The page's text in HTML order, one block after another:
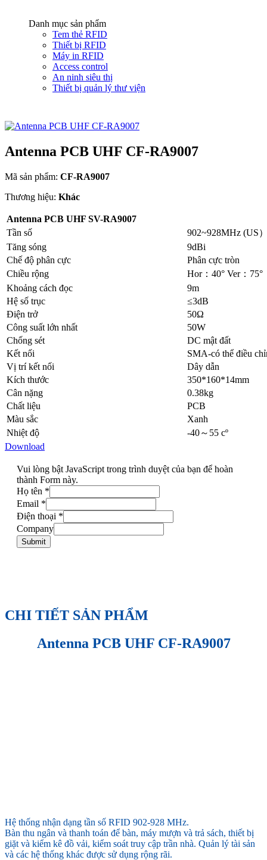
Danh mục sản phẩm
Tem thẻ RFID
Thiết bị RFID
Máy in RFID
Access control
An ninh siêu thị
Thiết bị quản lý thư viện
Antenna PCB UHF CF-RA9007
Mã sản phẩm: CF-RA9007
Thương hiệu: Khác
Antenna PCB UHF SV-RA9007
Tần số
902~928MHz (US
Tăng sóng
9dBi
Chế độ phân cực
Phân cực tròn
Chiều rộng
Hor：40° Ver：75°
Khoảng cách đọc
9m
Hệ số trục
≤3dB
Điện trở
50Ω
Công suất lớn nhất
50W
Chống sét
DC mật đất
Kết nối
SMA-có thể điều
Vị trí kết nối
Dây dẫn
Kích thước
350*160*14mm
Cân nặng
0.38kg
Chất liệu
PCB
Màu sắc
Xanh
Nhiệt độ
-40～55 cº
Download
Vui lòng bật JavaScript trong trình duyệt của bạn để hoàn
thành Form này.
Họ tên *
Email *
Điện thoại *
Company
Submit
CHI TIẾT SẢN PHẨM
Antenna PCB UHF CF-RA9007
Hệ thống nhận dạng tần số RFID 902-928 MHz.
Bàn thu ngân và thanh toán để bàn, máy mượn và trả sách, thiết bị
giặt và kiểm kê đồ vải, kiểm soát truy cập trần nhà. Quản lý tài sản
và các hệ thống khác được sử dụng rộng rãi.